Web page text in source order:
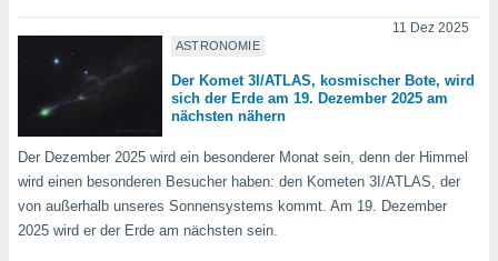
Einige
eines
dem Sie
dies zu
ASTRONOMIE
11 Dez 2025
Der Komet 3I/ATLAS, kosmischer Bote, wird
sich der Erde am 19. Dezember 2025 am
nächsten nähern
Der Dezember 2025 wird ein besonderer Monat sein, denn der Himmel
wird einen besonderen Besucher haben: den Kometen 3I/ATLAS, der
von außerhalb unseres Sonnensystems kommt. Am 19. Dezember
2025 wird er der Erde am nächsten sein.